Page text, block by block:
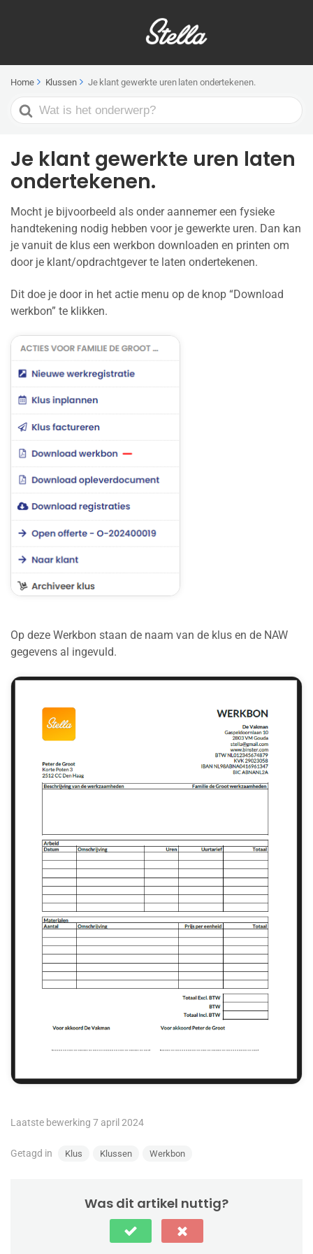
Home Klussen Je klant gewerkte uren laten ondertekenen.
Search
For
Je klant gewerkte uren laten
ondertekenen.
Mocht je bijvoorbeeld als onder aannemer een fysieke
handtekening nodig hebben voor je gewerkte uren. Dan kan
je vanuit de klus een werkbon downloaden en printen om
door je klant/opdrachtgever te laten ondertekenen.
Dit doe je door in het actie menu op de knop “Download
werkbon” te klikken.
Op deze Werkbon staan de naam van de klus en de NAW
gegevens al ingevuld.
Laatste bewerking 7 april 2024
Getagd in Klus Klussen Werkbon
Was dit artikel nuttig?